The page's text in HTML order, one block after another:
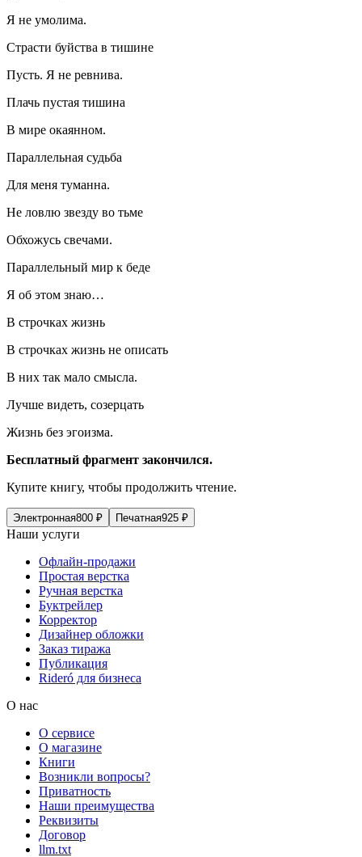
Я не умолима.
Страсти буйства в тишине
Пусть. Я не ревнива.
Плачь пустая тишина
В мире окаянном.
Параллельная судьба
Для меня туманна.
Не ловлю звезду во тьме
Обхожусь свечами.
Параллельный мир к беде
Я об этом знаю…
В строчках жизнь
В строчках жизнь не описать
В них так мало смысла.
Лучше видеть, созерцать
Жизнь без эгоизма.
Бесплатный фрагмент закончился.
Купите книгу, чтобы продолжить чтение.
Электронная800 ₽ Печатная925 ₽
Наши услуги
Офлайн-продажи
Простая верстка
Ручная верстка
Буктрейлер
Корректор
Дизайнер обложки
Заказ тиража
Публикация
Rideró для бизнеса
О нас
О сервисе
О магазине
Книги
Возникли вопросы?
Приватность
Наши преимущества
Реквизиты
Договор
llm.txt